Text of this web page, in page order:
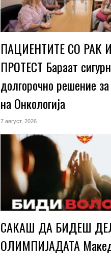
ПАЦИЕНТИТЕ СО РАК
ПРОТЕСТ Бараат
долгорочно решение
на Онкологија
7 август, 2026
САКАШ ДА БИДЕШ
ОЛИМПИЈАДАТА